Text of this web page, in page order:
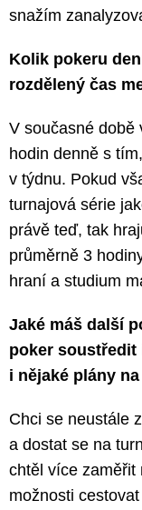
snažím
Kolik pokeru
rozdělený čas
V současné době
hodin denně s
v týdnu. Pokud
turnajová série
právě teď, tak
průměrně 3
hraní a studium
Jaké máš další
poker soustředit
i nějaké plány
Chci se neustále
a dostat se na
chtěl více zaměřit
možnosti